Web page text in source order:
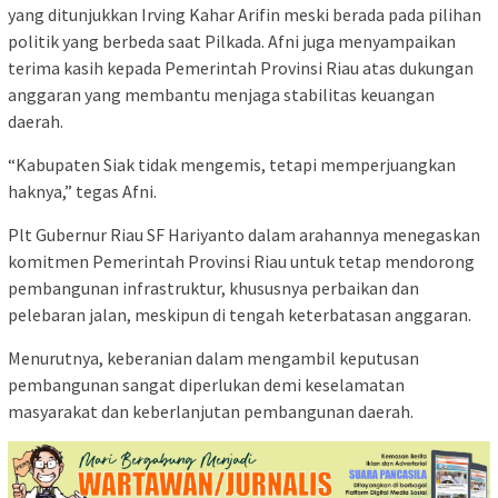
yang ditunjukkan Irving Kahar Arifin meski berada pada pilihan
politik yang berbeda saat Pilkada. Afni juga menyampaikan
terima kasih kepada Pemerintah Provinsi Riau atas dukungan
anggaran yang membantu menjaga stabilitas keuangan
daerah.
“Kabupaten Siak tidak mengemis, tetapi memperjuangkan
haknya,” tegas Afni.
Plt Gubernur Riau SF Hariyanto dalam arahannya menegaskan
komitmen Pemerintah Provinsi Riau untuk tetap mendorong
pembangunan infrastruktur, khususnya perbaikan dan
pelebaran jalan, meskipun di tengah keterbatasan anggaran.
Menurutnya, keberanian dalam mengambil keputusan
pembangunan sangat diperlukan demi keselamatan
masyarakat dan keberlanjutan pembangunan daerah.